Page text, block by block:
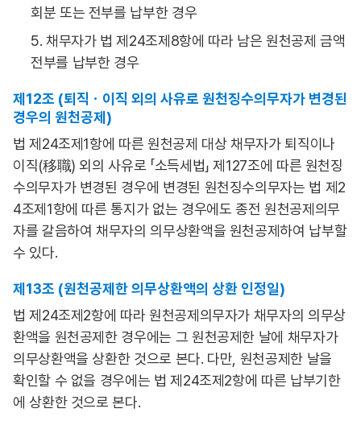
회분 또는 전부를 납부한 경우
5. 채무자가 법 제24조제8항에 따라 남은 원천공제 금액
전부를 납부한 경우
제12조 (퇴직ㆍ이직 외의 사유로 원천징수의무자가 변경된
경우의 원천공제)
법 제24조제1항에 따른 원천공제 대상 채무자가 퇴직이나
이직(移職) 외의 사유로 「소득세법」 제127조에 따른 원천징
수의무자가 변경된 경우에 변경된 원천징수의무자는 법 제2
4조제1항에 따른 통지가 없는 경우에도 종전 원천공제의무
자를 갈음하여 채무자의 의무상환액을 원천공제하여 납부할
수 있다.
제13조 (원천공제한 의무상환액의 상환 인정일)
법 제24조제2항에 따라 원천공제의무자가 채무자의 의무상
환액을 원천공제한 경우에는 그 원천공제한 날에 채무자가
의무상환액을 상환한 것으로 본다. 다만, 원천공제한 날을
확인할 수 없을 경우에는 법 제24조제2항에 따른 납부기한
에 상환한 것으로 본다.